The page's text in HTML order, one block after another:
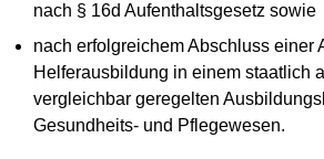
nach § 16d Aufenthaltsgesetz sowie
nach erfolgreichem Abschluss einer
Helferausbildung in einem staatlich
vergleichbar geregelten
Gesundheits- und Pflegewesen.